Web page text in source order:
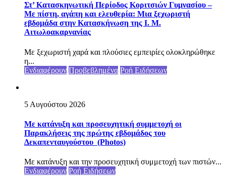
Στ’ Κατασκηνωτική Περίοδος Κοριτσιών Γυμνασίου –
Με πίστη, αγάπη και ελευθερία: Μια ξεχωριστή
εβδομάδα στην Κατασκήνωση της Ι. Μ.
Αιτωλοακαρνανίας
Με ξεχωριστή χαρά και πλούσιες εμπειρίες ολοκληρώθηκε
η...
Ενδιαφέρουν Προβεβλημένα Ροή Ειδήσεων
5 Αυγούστου 2026
Με κατάνυξη και προσευχητική συμμετοχή οι
Παρακλήσεις της πρώτης εβδομάδος του
Δεκαπενταυγούστου (Photos)
Με κατάνυξη και την προσευχητική συμμετοχή των πιστών...
Ενδιαφέρουν Ροή Ειδήσεων